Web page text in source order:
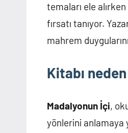
temaları ele
fırsatı tanıyor.
mahrem
Kitabı neden
Madalyonun İçi,
yönlerini anlamaya